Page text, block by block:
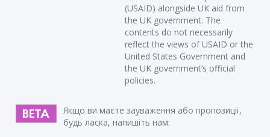
(USAID) alongside UK aid from
the UK government. The
contents do not necessarily
reflect the views of USAID or the
United States Government and
the UK government’s official
policies.
Якщо ви маєте зауваження або пропозиції,
будь ласка, напишіть нам: